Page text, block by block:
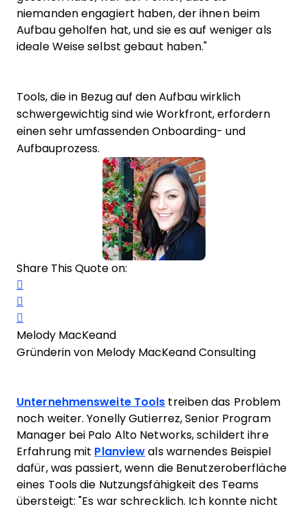
niemanden engagiert haben, der ihnen beim
Aufbau geholfen hat, und sie es auf weniger als
ideale Weise selbst gebaut haben."
Tools, die in Bezug auf den Aufbau wirklich
schwergewichtig sind wie Workfront, erfordern
einen sehr umfassenden Onboarding- und
Aufbauprozess.
Share This Quote on:
Melody MacKeand
Gründerin von Melody MacKeand Consulting
Unternehmensweite Tools treiben das Problem
noch weiter. Yonelly Gutierrez, Senior Program
Manager bei Palo Alto Networks, schildert ihre
Erfahrung mit Planview als warnendes Beispiel
dafür, was passiert, wenn die Benutzeroberfläche
eines Tools die Nutzungsfähigkeit des Teams
übersteigt: "Es war schrecklich. Ich konnte nicht